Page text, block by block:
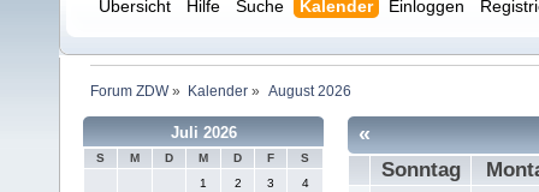
Übersicht Hilfe Suche Kalender Einloggen
Forum ZDW» Kalender » August 2026
Juli 2026
S M D M D F
S
1
2 3 4
«
Sonntag